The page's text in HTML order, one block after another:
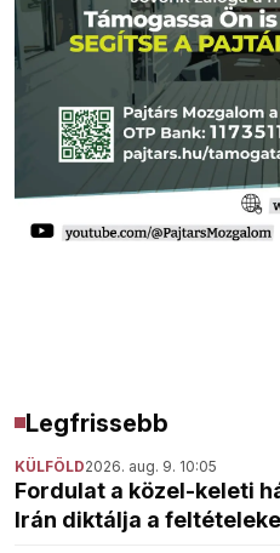
Legfrissebb
KÜLFÖLD2026. aug. 9. 10:05
Fordulat a közel-keleti
Irán diktálja a